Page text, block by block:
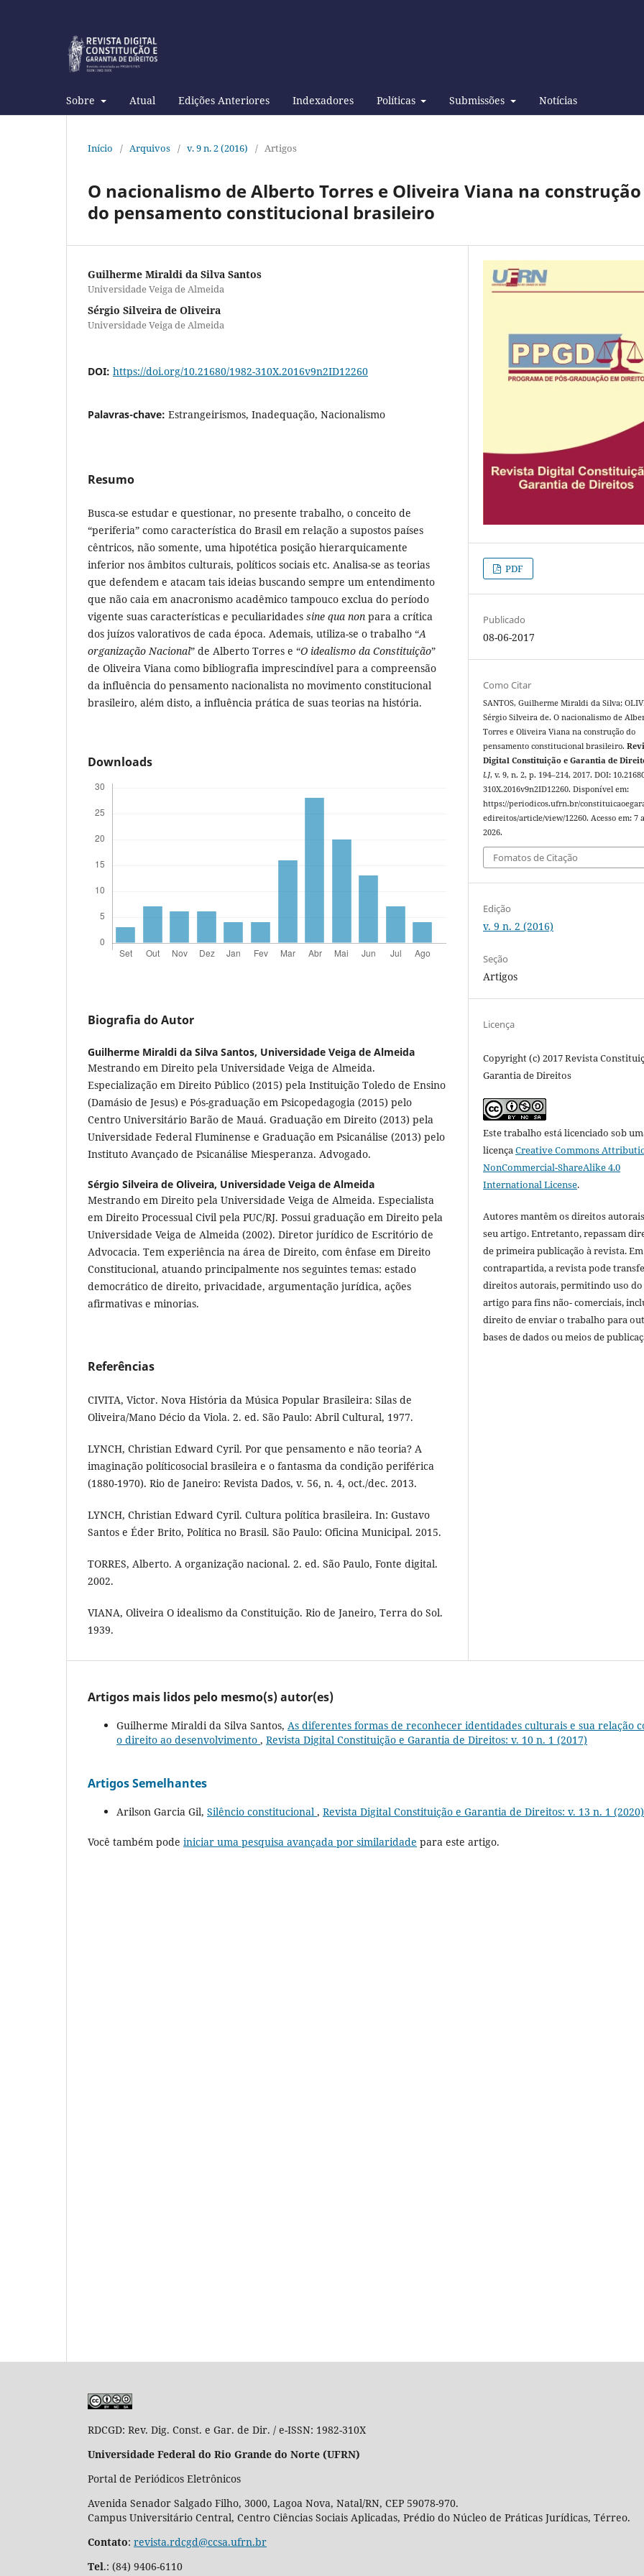
Sobre Atual Edições Anteriores Indexadores Políticas Submissões Notícias
Início / Arquivos / v. 9 n. 2 (2016) / Artigos
O nacionalismo de Alberto Torres e Oliveira Viana na construção
do pensamento constitucional brasileiro
Guilherme Miraldi da Silva Santos
Universidade Veiga de Almeida
Sérgio Silveira de Oliveira
Universidade Veiga de Almeida
DOI: https://doi.org/10.21680/1982-310X.2016v9n2ID12260
Palavras-chave: Estrangeirismos, Inadequação, Nacionalismo
Resumo
Busca-se estudar e questionar, no presente trabalho, o conceito de
“periferia” como característica do Brasil em relação a supostos países
cêntricos, não somente, uma hipotética posição hierarquicamente
inferior nos âmbitos culturais, políticos sociais etc. Analisa-se as teorias
que defendem e atacam tais ideias buscando sempre um entendimento
que não caia em anacronismo acadêmico tampouco exclua do período
vigente suas características e peculiaridades sine qua non para a crítica
dos juízos valorativos de cada época. Ademais, utiliza-se o trabalho “A
organização Nacional” de Alberto Torres e “O idealismo da Constituição”
de Oliveira Viana como bibliografia imprescindível para a compreensão
da influência do pensamento nacionalista no movimento constitucional
brasileiro, além disto, a influência prática de suas teorias na história.
Downloads
Biografia do Autor
Guilherme Miraldi da Silva Santos, Universidade Veiga de Almeida
Mestrando em Direito pela Universidade Veiga de Almeida.
Especialização em Direito Público (2015) pela Instituição Toledo de Ensino
(Damásio de Jesus) e Pós-graduação em Psicopedagogia (2015) pelo
Centro Universitário Barão de Mauá. Graduação em Direito (2013) pela
Universidade Federal Fluminense e Graduação em Psicanálise (2013) pelo
Instituto Avançado de Psicanálise Miesperanza. Advogado.
Sérgio Silveira de Oliveira, Universidade Veiga de Almeida
Mestrando em Direito pela Universidade Veiga de Almeida. Especialista
em Direito Processual Civil pela PUC/RJ. Possui graduação em Direito pela
Universidade Veiga de Almeida (2002). Diretor jurídico de Escritório de
Advocacia. Tem experiência na área de Direito, com ênfase em Direito
Constitucional, atuando principalmente nos seguintes temas: estado
democrático de direito, privacidade, argumentação jurídica, ações
afirmativas e minorias.
Referências
CIVITA, Victor. Nova História da Música Popular Brasileira: Silas de
Oliveira/Mano Décio da Viola. 2. ed. São Paulo: Abril Cultural, 1977.
LYNCH, Christian Edward Cyril. Por que pensamento e não teoria? A
imaginação políticosocial brasileira e o fantasma da condição periférica
(1880-1970). Rio de Janeiro: Revista Dados, v. 56, n. 4, oct./dec. 2013.
LYNCH, Christian Edward Cyril. Cultura política brasileira. In: Gustavo
Santos e Éder Brito, Política no Brasil. São Paulo: Oficina Municipal. 2015.
TORRES, Alberto. A organização nacional. 2. ed. São Paulo, Fonte digital.
2002.
VIANA, Oliveira O idealismo da Constituição. Rio de Janeiro, Terra do Sol.
1939.
PDF
Publicado
08-06-2017
Como Citar
SANTOS, Guilherme Miraldi da Silva;
Sérgio Silveira de. O nacionalismo de
Torres e Oliveira Viana na construção do
pensamento constitucional brasileiro.
Digital Constituição e Garantia de
l.], v. 9, n. 2, p. 194–214, 2017. DOI:
310X.2016v9n2ID12260. Disponível em:
https://periodicos.ufrn.br/
edireitos/article/view/12260. Acesso em: 7
2026.
Fomatos de Citação
Edição
v. 9 n. 2 (2016)
Seção
Artigos
Licença
Copyright (c) 2017 Revista
Garantia de Direitos
Este trabalho está licenciado sob
licençaCreative Commons
NonCommercial-ShareAlike 4.0
International License.
Autores mantêm os direitos
seu artigo. Entretanto, repassam
de primeira publicação à revista. Em
contrapartida, a revista pode
direitos autorais, permitindo uso do
artigo para fins não- comerciais,
direito de enviar o trabalho para
bases de dados ou meios de
Artigos mais lidos pelo mesmo(s) autor(es)
Guilherme Miraldi da Silva Santos, As diferentes formas de reconhecer identidades culturais e sua relação
o direito ao desenvolvimento , Revista Digital Constituição e Garantia de Direitos: v. 10 n. 1 (2017)
Artigos Semelhantes
Arilson Garcia Gil, Silêncio constitucional , Revista Digital Constituição e Garantia de Direitos: v. 13 n. 1 (2020)
Você também pode iniciar uma pesquisa avançada por similaridade para este artigo.
RDCGD: Rev. Dig. Const. e Gar. de Dir. / e-ISSN: 1982-310X
Universidade Federal do Rio Grande do Norte (UFRN)
Portal de Periódicos Eletrônicos
Avenida Senador Salgado Filho, 3000, Lagoa Nova, Natal/RN, CEP 59078-970.
Campus Universitário Central, Centro Ciências Sociais Aplicadas, Prédio do Núcleo de Práticas Jurídicas,
Contato: revista.rdcgd@ccsa.ufrn.br
Tel.: (84) 9406-6110